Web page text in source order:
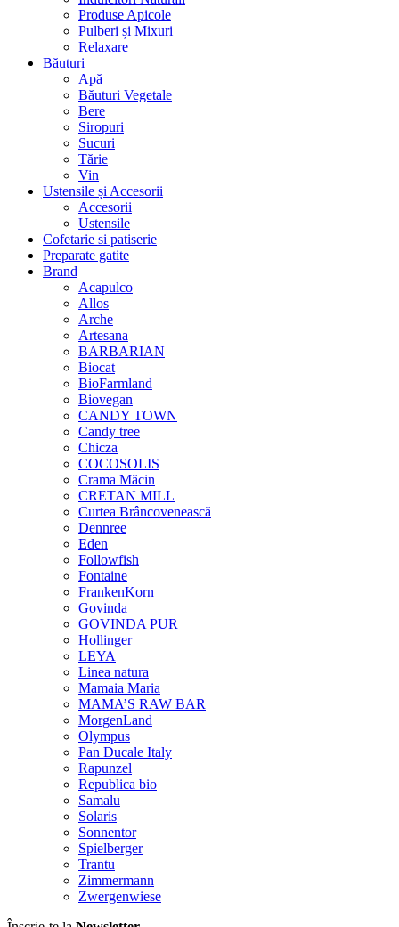
Produse Apicole
Pulberi și Mixuri
Relaxare
Băuturi
Apă
Băuturi Vegetale
Bere
Siropuri
Sucuri
Tărie
Vin
Ustensile și Accesorii
Accesorii
Ustensile
Cofetarie si patiserie
Preparate gatite
Brand
Acapulco
Allos
Arche
Artesana
BARBARIAN
Biocat
BioFarmland
Biovegan
CANDY TOWN
Candy tree
Chicza
COCOSOLIS
Crama Măcin
CRETAN MILL
Curtea Brâncovenească
Dennree
Eden
Followfish
Fontaine
FrankenKorn
Govinda
GOVINDA PUR
Hollinger
LEYA
Linea natura
Mamaia Maria
MAMA’S RAW BAR
MorgenLand
Olympus
Pan Ducale Italy
Rapunzel
Republica bio
Samalu
Solaris
Sonnentor
Spielberger
Trantu
Zimmermann
Zwergenwiese